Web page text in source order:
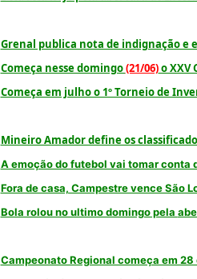
Grenal publica nota de indignação e
Começa nesse domingo(21/06)o XXV
Começa em julho o 1º Torneio de
Mineiro Amador define os
A emoção do futebol vai tomar conta
Fora de casa, Campestre vence São
Bola rolou no ultimo domingo pela
Campeonato Regional começa em 28